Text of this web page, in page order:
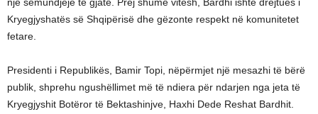
Kryegjyshatës së Shqipërisë dhe gëzonte respekt në komunitetet
fetare.
Presidenti i Republikës, Bamir Topi, nëpërmjet një mesazhi të bërë
publik, shprehu ngushëllimet më të ndiera për ndarjen nga jeta të
Kryegjyshit Botëror të Bektashinjve, Haxhi Dede Reshat Bardhit.